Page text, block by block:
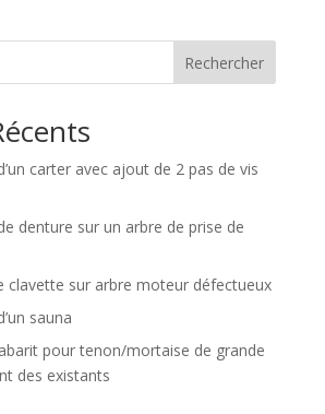
Rechercher
carter avec ajout de 2 pas de vis
denture sur un arbre de prise de
clavette sur arbre moteur défectueux
sauna
pour tenon/mortaise de grande
des existants